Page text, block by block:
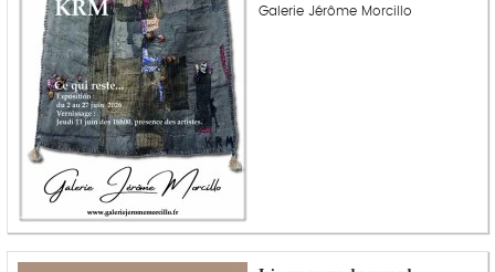
Galerie Jérôme Morcillo